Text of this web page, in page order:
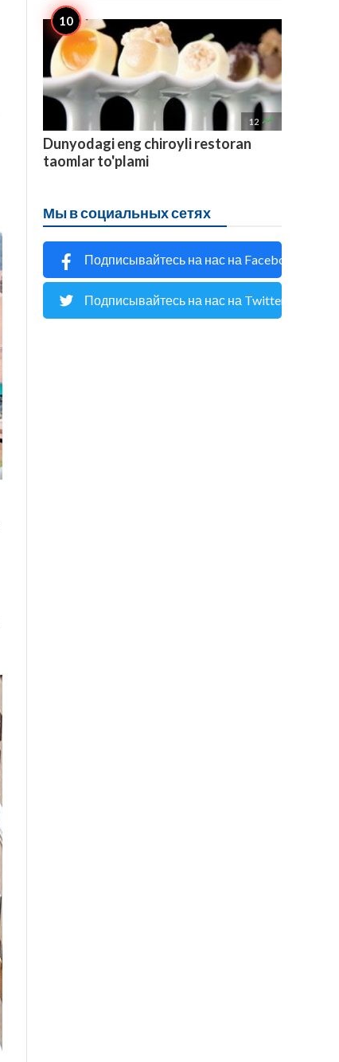
12 
Dunyodagi eng chiroyli restoran
taomlar to'plami
Мы в социальных сетях
Подписывайтесь на нас на Facebook
Подписывайтесь на нас на Twitter